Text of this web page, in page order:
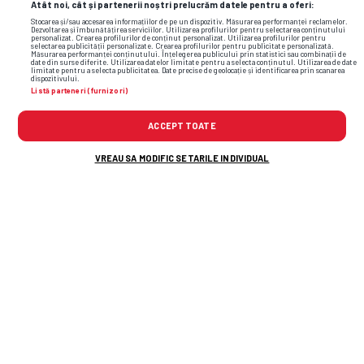
Atât noi, cât și partenerii noștri prelucrăm datele pentru a oferi:
Stocarea și/sau accesarea informațiilor de pe un dispozitiv. Măsurarea performanței reclamelor.
Dezvoltarea și îmbunătățirea serviciilor. Utilizarea profilurilor pentru selectarea conținutului
personalizat. Crearea profilurilor de conținut personalizat. Utilizarea profilurilor pentru
selectarea publicității personalizate. Crearea profilurilor pentru publicitate personalizată.
Măsurarea performanței conținutului. Înțelegerea publicului prin statistici sau combinații de
date din surse diferite. Utilizarea datelor limitate pentru a selecta conținutul. Utilizarea de date
limitate pentru a selecta publicitatea. Date precise de geolocație și identificarea prin scanarea
dispozitivului.
Listă parteneri (furnizori)
ACCEPT TOATE
VREAU SA MODIFIC SETARILE INDIVIDUAL